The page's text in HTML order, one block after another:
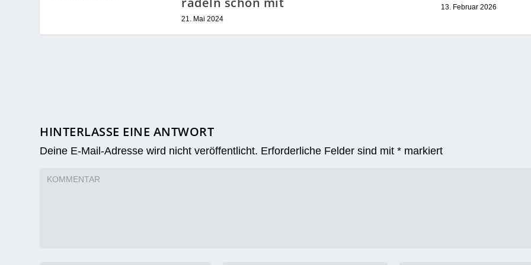
den Außendienst
im Ordnungsamt
23. September 2025
“Stadtradeln”
Düsseldorf – mehr
als 9.000 Menschen positive Bilanz